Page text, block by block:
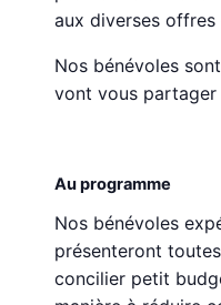
aux diverses
Nos bénévoles
vont vous partager
Au programme
Nos bénévoles
présenteront
concilier petit